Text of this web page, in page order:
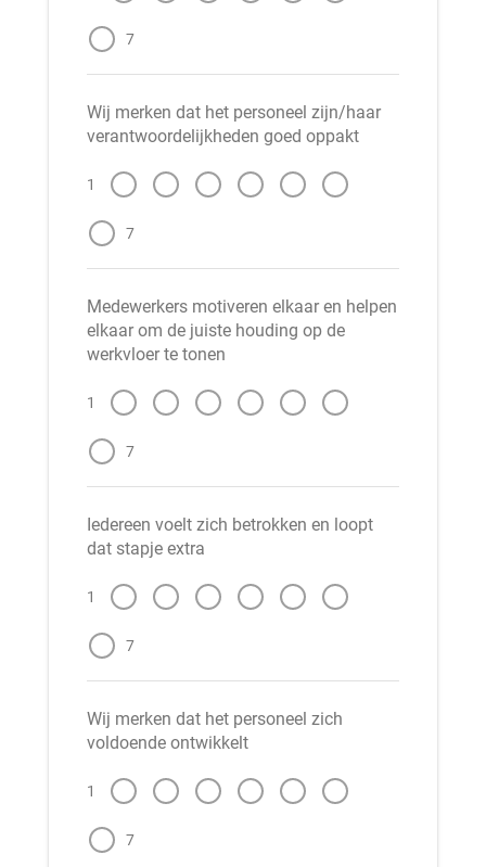
7
Wij merken dat het personeel zijn/haar
verantwoordelijkheden goed oppakt
1
7
Medewerkers motiveren elkaar en helpen
elkaar om de juiste houding op de
werkvloer te tonen
1
7
Iedereen voelt zich betrokken en loopt
dat stapje extra
1
7
Wij merken dat het personeel zich
voldoende ontwikkelt
1
7